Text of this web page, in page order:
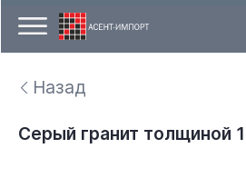
Назад
Серый гранит толщиной